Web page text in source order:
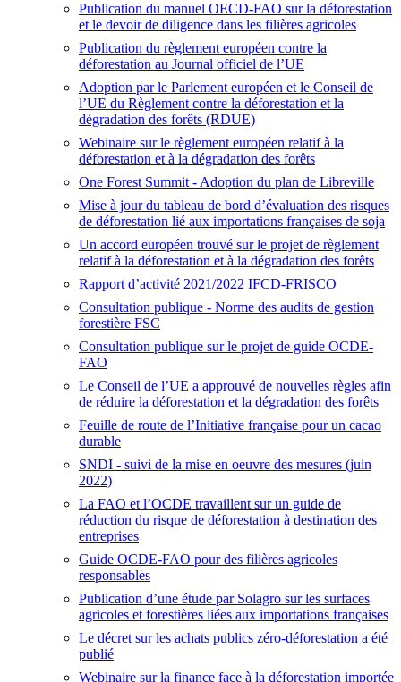
Publication du manuel OECD-FAO sur la déforestation
et le devoir de diligence dans les filières agricoles
Publication du règlement européen contre la
déforestation au Journal officiel de l’UE
Adoption par le Parlement européen et le Conseil de
l’UE du Règlement contre la déforestation et la
dégradation des forêts (RDUE)
Webinaire sur le règlement européen relatif à la
déforestation et à la dégradation des forêts
One Forest Summit - Adoption du plan de Libreville
Mise à jour du tableau de bord d’évaluation des risques
de déforestation lié aux importations françaises de soja
Un accord européen trouvé sur le projet de règlement
relatif à la déforestation et à la dégradation des forêts
Rapport d’activité 2021/2022 IFCD-FRISCO
Consultation publique - Norme des audits de gestion
forestière FSC
Consultation publique sur le projet de guide OCDE-
FAO
Le Conseil de l’UE a approuvé de nouvelles règles afin
de réduire la déforestation et la dégradation des forêts
Feuille de route de l’Initiative française pour un cacao
durable
SNDI - suivi de la mise en oeuvre des mesures (juin
2022)
La FAO et l’OCDE travaillent sur un guide de
réduction du risque de déforestation à destination des
entreprises
Guide OCDE-FAO pour des filières agricoles
responsables
Publication d’une étude par Solagro sur les surfaces
agricoles et forestières liées aux importations françaises
Le décret sur les achats publics zéro-déforestation a été
publié
Webinaire sur la finance face à la déforestation importée